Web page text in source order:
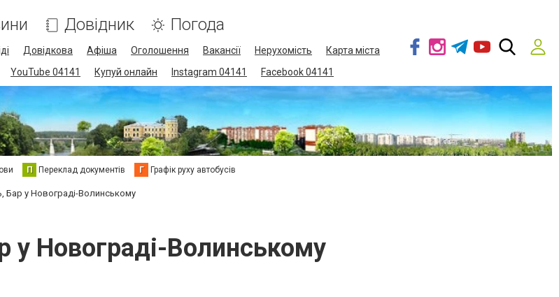
Довідник Погода
Довідкова Афіша Оголошення Вакансії Нерухомість
Карта міста
YouTube 04141 Купуй онлайн Instagram 04141 Facebook 04141
П Переклад документів Г Графік руху автобусів
Бар у Новограді-Волинському
у Новограді-Волинському